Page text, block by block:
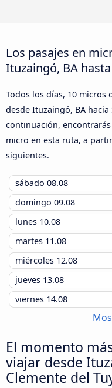
Los pasajes en
Ituzaingó, BA
Todos los días, 10 micros
desde Ituzaingó, BA hacia
continuación,
micro en esta ruta, a
siguientes.
sábado 08.08
domingo 09.08
lunes 10.08
martes 11.08
miércoles 12.08
jueves 13.08
viernes 14.08
El momento
viajar desde
Clemente del